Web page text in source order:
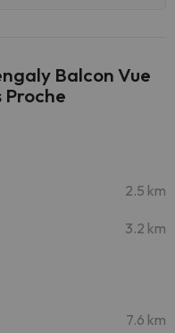
Balcon Vue
Proche
2.5 km
3.2 km
7.6 km